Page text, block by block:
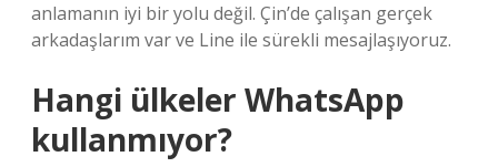
anlamanın iyi bir yolu değil. Çin’de çalışan gerçek
arkadaşlarım var ve Line ile sürekli mesajlaşıyoruz.
Hangi ülkeler WhatsApp
kullanmıyor?